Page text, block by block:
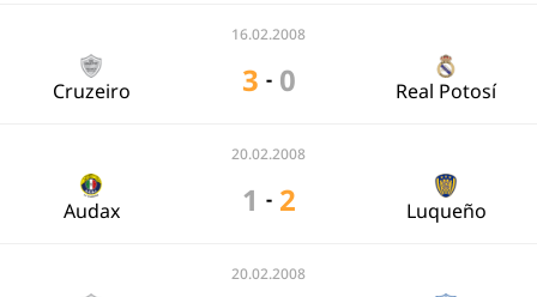
16.02.2008
Cruzeiro 3 - 0 Real Potosí
20.02.2008
Audax 1 - 2 Luqueño
20.02.2008